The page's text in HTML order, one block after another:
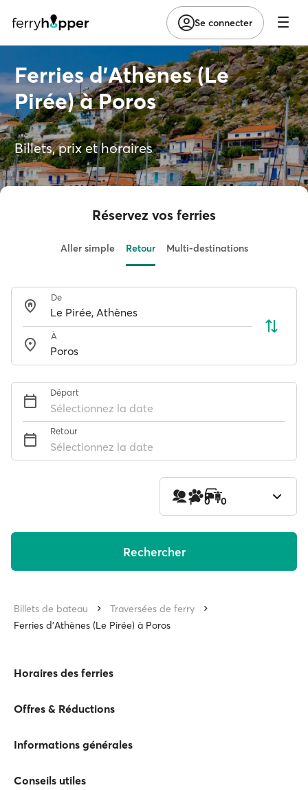
Se connecter
Ferries d'Athènes (Le
Pirée) à Poros
Billets, prix et horaires
Réservez vos ferries
Aller simple Retour Multi-destinations
De
À
Départ
Sélectionnez la date
Retour
Sélectionnez la date
1 0 0
Rechercher
Billets de bateau
Traversées de ferry
Ferries d'Athènes (Le Pirée) à Poros
Horaires des ferries
Offres & Réductions
Informations générales
Conseils utiles